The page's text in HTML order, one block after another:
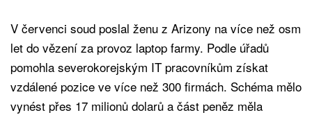
V červenci soud poslal ženu z Arizony na více než osm
let do vězení za provoz laptop farmy. Podle úřadů
pomohla severokorejským IT pracovníkům získat
vzdálené pozice ve více než 300 firmách. Schéma mělo
vynést přes 17 milionů dolarů a část peněz měla